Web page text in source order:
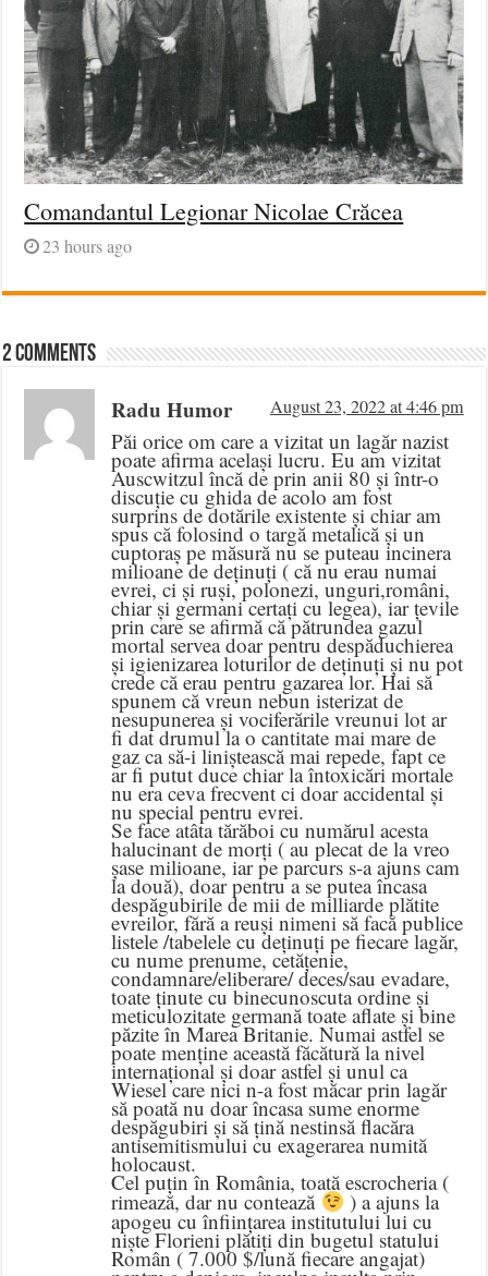
Comandantul Legionar Nicolae Crăcea
23 hours ago
2 comments
Radu Humor August 23, 2022 at 4:46 pm
Păi orice om care a vizitat un lagăr nazist
poate afirma același lucru. Eu am vizitat
Auscwitzul încă de prin anii 80 și într-o
discuție cu ghida de acolo am fost
surprins de dotările existente și chiar am
spus că folosind o targă metalică și un
cuptoraș pe măsură nu se puteau incinera
milioane de deținuți ( că nu erau numai
evrei, ci și ruși, polonezi, unguri,români,
chiar și germani certați cu legea), iar țevile
prin care se afirmă că pătrundea gazul
mortal servea doar pentru despăduchierea
și igienizarea loturilor de deținuți și nu pot
crede că erau pentru gazarea lor. Hai să
spunem că vreun nebun isterizat de
nesupunerea și vociferările vreunui lot ar
fi dat drumul la o cantitate mai mare de
gaz ca să-i liniștească mai repede, fapt ce
ar fi putut duce chiar la întoxicări mortale
nu era ceva frecvent ci doar accidental și
nu special pentru evrei.
Se face atâta tărăboi cu numărul acesta
halucinant de morți ( au plecat de la vreo
șase milioane, iar pe parcurs s-a ajuns cam
la două), doar pentru a se putea încasa
despăgubirile de mii de milliarde plătite
evreilor, fără a reuși nimeni să facă publice
listele /tabelele cu deținuți pe fiecare lagăr,
cu nume prenume, cetățenie,
condamnare/eliberare/ deces/sau evadare,
toate ținute cu binecunoscuta ordine și
meticulozitate germană toate aflate și bine
păzite în Marea Britanie. Numai astfel se
poate menține această făcătură la nivel
internațional și doar astfel și unul ca
Wiesel care nici n-a fost măcar prin lagăr
să poată nu doar încasa sume enorme
despăgubiri și să țină nestinsă flacăra
antisemitismului cu exagerarea numită
holocaust.
Cel puțin în România, toată escrocheria (
rimează, dar nu contează ) a ajuns la
apogeu cu înființarea institutului lui cu
niște Florieni plătiți din bugetul statului
Român ( 7.000 $/lună fiecare angajat)